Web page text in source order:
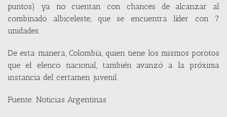
puntos) ya no cuentan con chances de alcanzar al
combinado albiceleste, que se encuentra líder con 7
unidades.
De esta manera, Colombia, quien tiene los mismos porotos
que el elenco nacional, también avanzó a la próxima
instancia del certamen juvenil.
Fuente: Noticias Argentinas